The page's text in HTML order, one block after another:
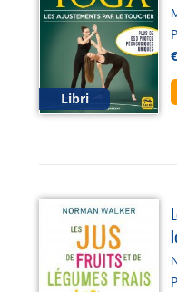
Libri